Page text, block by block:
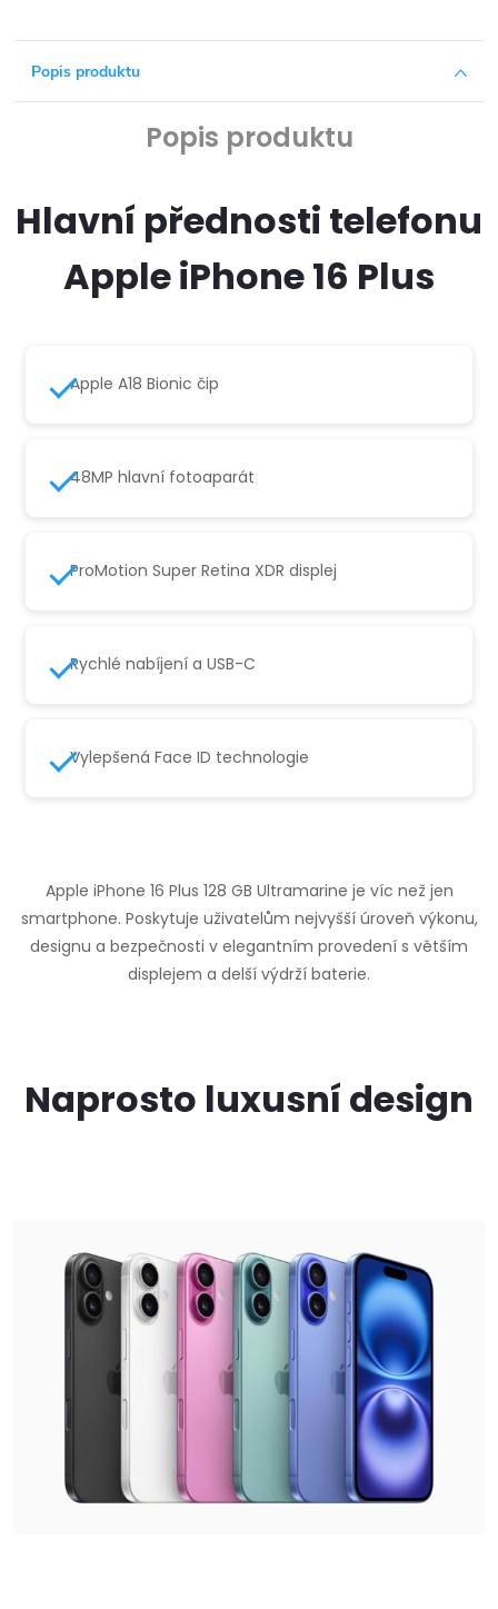
Popis produktu
Popis produktu
Hlavní přednosti telefonu
Apple iPhone 16 Plus
Apple A18 Bionic čip
48MP hlavní fotoaparát
ProMotion Super Retina XDR displej
Rychlé nabíjení a USB-C
Vylepšená Face ID technologie
Apple iPhone 16 Plus 128 GB Ultramarine je víc než jen
smartphone. Poskytuje uživatelům nejvyšší úroveň výkonu,
designu a bezpečnosti v elegantním provedení s větším
displejem a delší výdrží baterie.
Naprosto luxusní design